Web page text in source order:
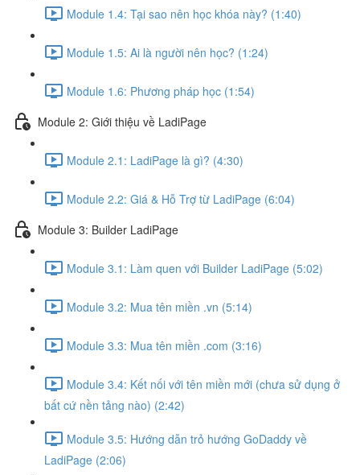
Module 1.4: Tại sao nên học khóa này? (1:40)
Module 1.5: Ai là người nên học? (1:24)
Module 1.6: Phương pháp học (1:54)
Module 2: Giới thiệu về LadiPage
Module 2.1: LadiPage là gì? (4:30)
Module 2.2: Giá & Hỗ Trợ từ LadiPage (6:04)
Module 3: Builder LadiPage
Module 3.1: Làm quen với Builder LadiPage (5:02)
Module 3.2: Mua tên miền .vn (5:14)
Module 3.3: Mua tên miền .com (3:16)
Module 3.4: Kết nối với tên miền mới (chưa sử dụng ở
bất cứ nền tảng nào) (2:42)
Module 3.5: Hướng dẫn trỏ hướng GoDaddy về
LadiPage (2:06)